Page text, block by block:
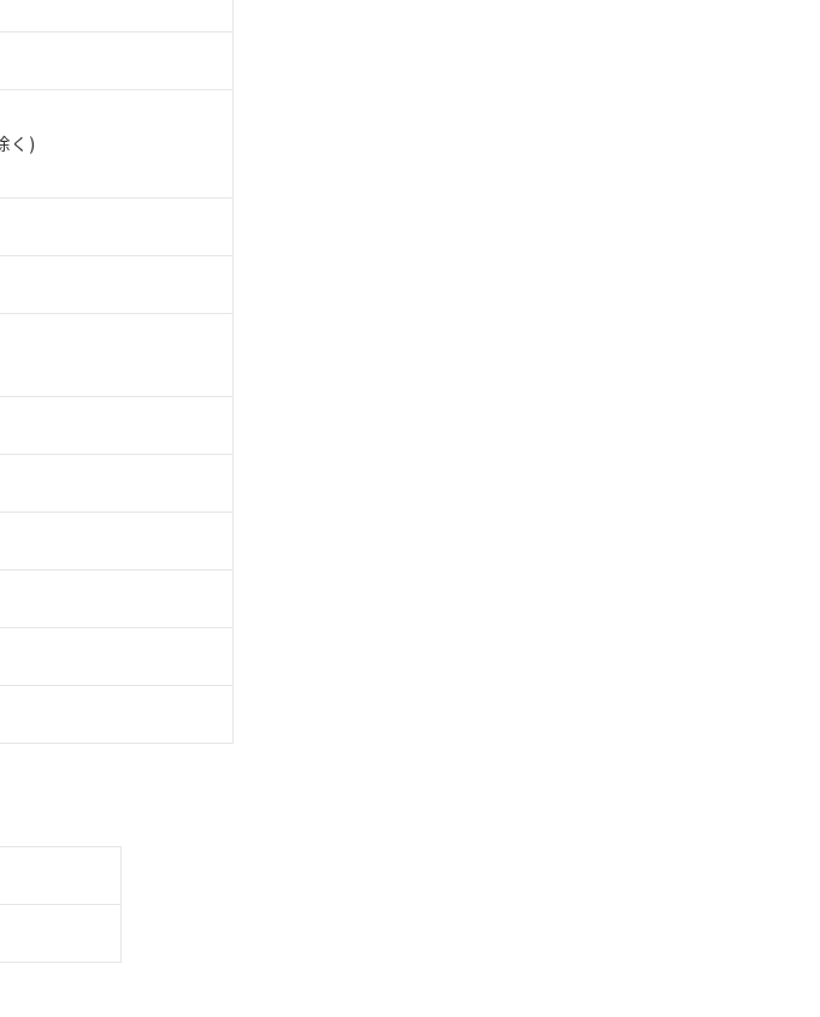
く)
に関して"
の「1.共同利用者の範囲」に記載されて
。
去に遡って非含有を証明するものではありません。
は、対応完了までの期間は出荷製品に未対応品が
。
から、特段のことがない限り、2022年1月12日よ